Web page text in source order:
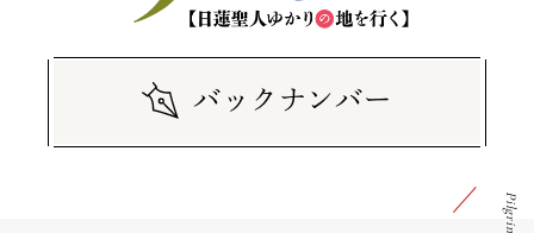
バックナンバー